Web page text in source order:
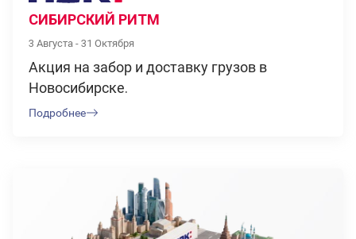
СИБИРСКИЙ РИТМ
3 Августа - 31 Октября
Акция на забор и доставку грузов в
Новосибирске.
Подробнее